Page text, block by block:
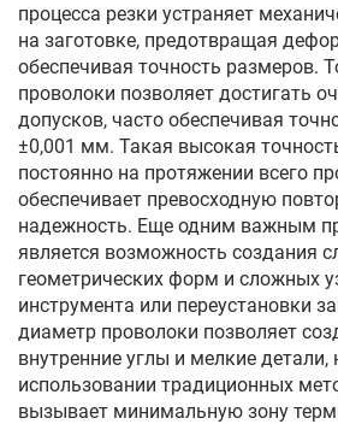
процесса резки устраняет
на заготовке, предотвращая
обеспечивая точность размеров.
проволоки позволяет достигать
допусков, часто обеспечивая
±0,001 мм. Такая высокая
постоянно на протяжении всего
обеспечивает превосходную
надежность. Еще одним важным
является возможность создания
геометрических форм и сложных
инструмента или переустановки
диаметр проволоки позволяет
внутренние углы и мелкие
использовании традиционных
вызывает минимальную зону